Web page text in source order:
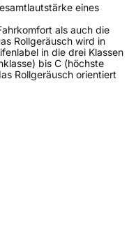
eines
als auch die
Rollgeräusch wird in
in die drei Klassen
bis C (höchste
Rollgeräusch orientiert